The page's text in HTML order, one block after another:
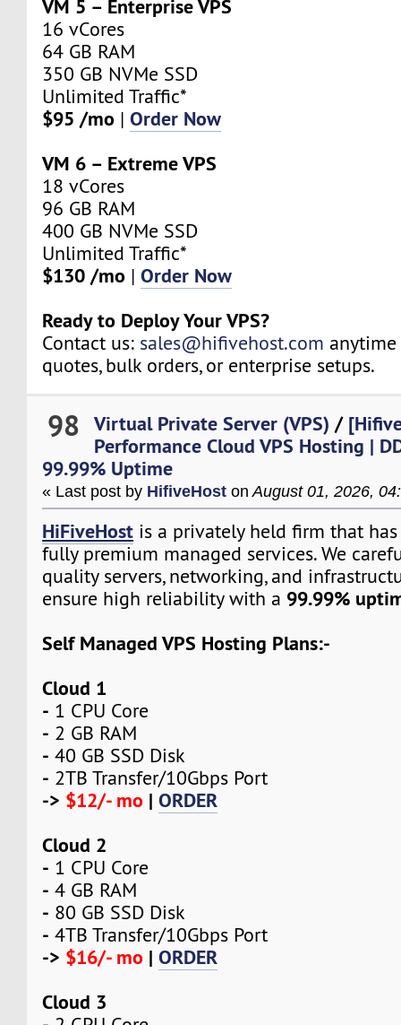
VM 5 – Enterprise VPS
16 vCores
64 GB RAM
350 GB NVMe SSD
Unlimited Traffic*
$95 /mo |Order Now
VM 6 – Extreme VPS
18 vCores
96 GB RAM
400 GB NVMe SSD
Unlimited Traffic*
$130 /mo |Order Now
Ready to Deploy Your VPS?
Contact us: sales@hifivehost.com
quotes, bulk orders, or enterprise setups.
98 Virtual Private Server (VPS) /
Performance Cloud VPS Hosting |
99.99% Uptime
« Last post by HifiveHost on August 01, 2026,
HiFiveHost is a privately held firm that
fully premium managed services. We
quality servers, networking, and
ensure high reliability with a 99.99%
Self Managed VPS Hosting Plans:-
Cloud 1
- 1 CPU Core
- 2 GB RAM
- 40 GB SSD Disk
- 2TB Transfer/10Gbps Port
-> $12/- mo |ORDER
Cloud 2
- 1 CPU Core
- 4 GB RAM
- 80 GB SSD Disk
- 4TB Transfer/10Gbps Port
-> $16/- mo |ORDER
Cloud 3